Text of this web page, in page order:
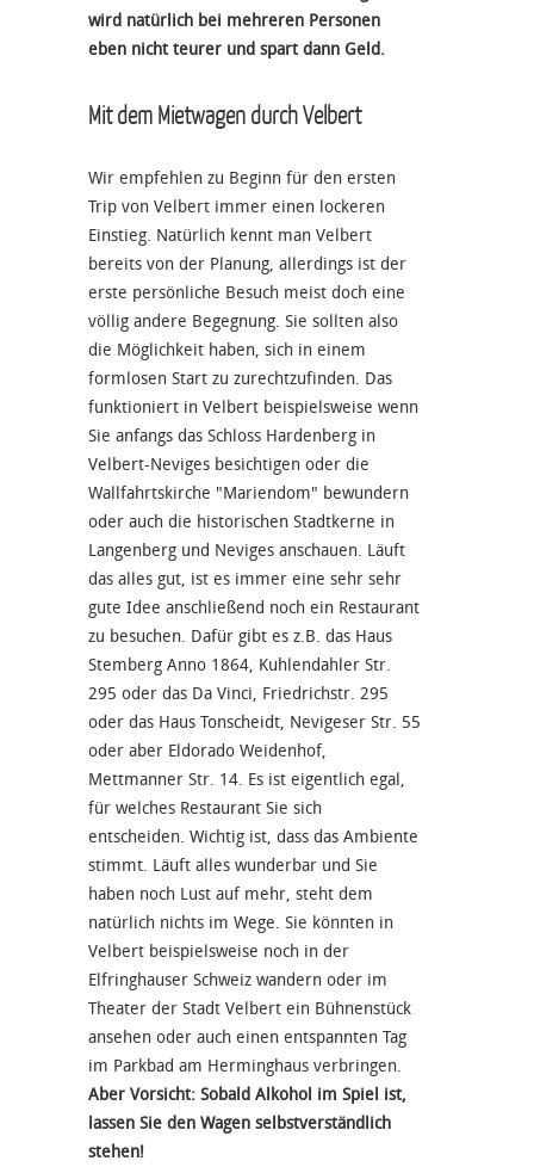
wird natürlich bei mehreren Personen
eben nicht teurer und spart dann Geld.
Mit dem Mietwagen durch Velbert
Wir empfehlen zu Beginn für den ersten
Trip von Velbert immer einen lockeren
Einstieg. Natürlich kennt man Velbert
bereits von der Planung, allerdings ist der
erste persönliche Besuch meist doch eine
völlig andere Begegnung. Sie sollten also
die Möglichkeit haben, sich in einem
formlosen Start zu zurechtzufinden. Das
funktioniert in Velbert beispielsweise wenn
Sie anfangs das Schloss Hardenberg in
Velbert-Neviges besichtigen oder die
Wallfahrtskirche "Mariendom" bewundern
oder auch die historischen Stadtkerne in
Langenberg und Neviges anschauen. Läuft
das alles gut, ist es immer eine sehr sehr
gute Idee anschließend noch ein Restaurant
zu besuchen. Dafür gibt es z.B. das Haus
Stemberg Anno 1864, Kuhlendahler Str.
295 oder das Da Vinci, Friedrichstr. 295
oder das Haus Tonscheidt, Nevigeser Str. 55
oder aber Eldorado Weidenhof,
Mettmanner Str. 14. Es ist eigentlich egal,
für welches Restaurant Sie sich
entscheiden. Wichtig ist, dass das Ambiente
stimmt. Läuft alles wunderbar und Sie
haben noch Lust auf mehr, steht dem
natürlich nichts im Wege. Sie könnten in
Velbert beispielsweise noch in der
Elfringhauser Schweiz wandern oder im
Theater der Stadt Velbert ein Bühnenstück
ansehen oder auch einen entspannten Tag
im Parkbad am Herminghaus verbringen.
Aber Vorsicht: Sobald Alkohol im Spiel ist,
lassen Sie den Wagen selbstverständlich
stehen!